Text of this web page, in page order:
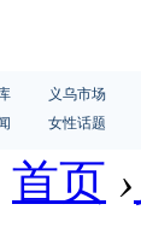
义乌市场
女性话题
首页 ›